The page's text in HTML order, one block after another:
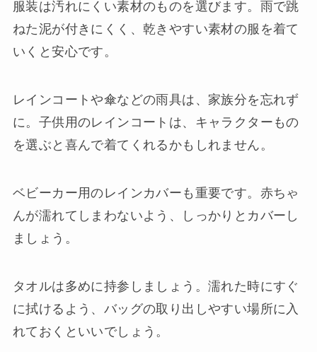
服装は汚れにくい素材のものを選びます。雨で跳
ねた泥が付きにくく、乾きやすい素材の服を着て
いくと安心です。
レインコートや傘などの雨具は、家族分を忘れず
に。子供用のレインコートは、キャラクターもの
を選ぶと喜んで着てくれるかもしれません。
ベビーカー用のレインカバーも重要です。赤ちゃ
んが濡れてしまわないよう、しっかりとカバーし
ましょう。
タオルは多めに持参しましょう。濡れた時にすぐ
に拭けるよう、バッグの取り出しやすい場所に入
れておくといいでしょう。